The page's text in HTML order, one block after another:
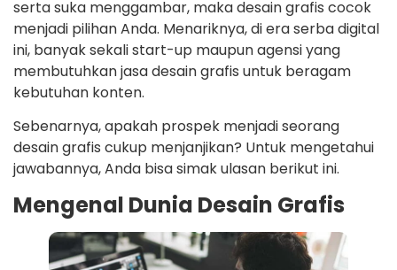
serta suka menggambar, maka desain grafis cocok
menjadi pilihan Anda. Menariknya, di era serba digital
ini, banyak sekali start-up maupun agensi yang
membutuhkan jasa desain grafis untuk beragam
kebutuhan konten.
Sebenarnya, apakah prospek menjadi seorang
desain grafis cukup menjanjikan? Untuk mengetahui
jawabannya, Anda bisa simak ulasan berikut ini.
Mengenal Dunia Desain Grafis